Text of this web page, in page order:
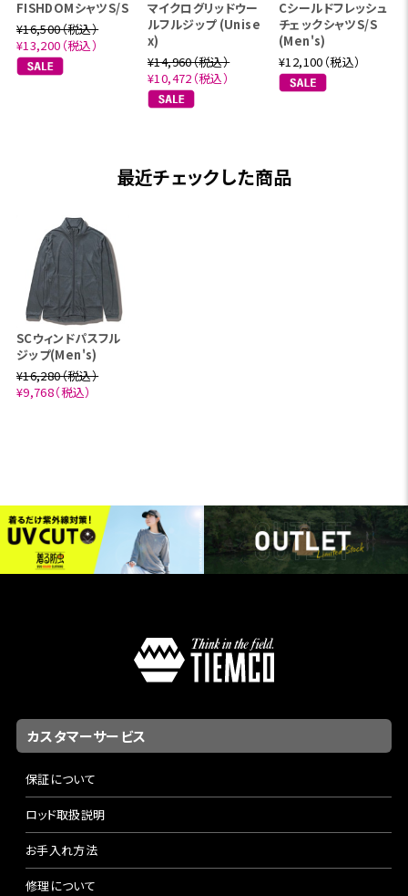
FISHDOMシャツS/S
¥16,500（税込）
¥13,200（税込）
マイクログリッドウー
ルフルジップ (Unise
x)
¥14,960（税込）
¥10,472（税込）
Cシールドフレッシュ
チェックシャツS/S
(Men's)
¥12,100（税込）
最近チェックした商品
SCウィンドパスフル
ジップ(Men's)
¥16,280（税込）
¥9,768（税込）
カスタマーサービス
保証について
ロッド取扱説明
お手入れ方法
修理について